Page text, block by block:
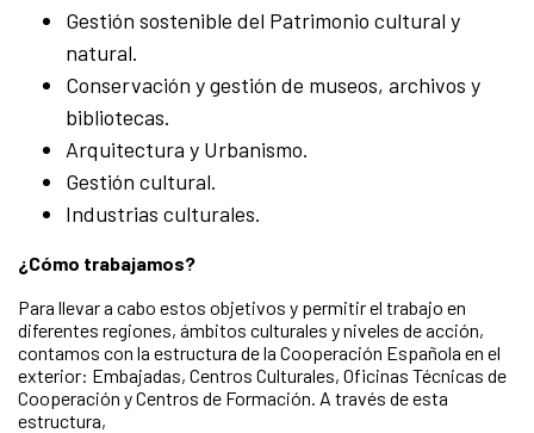
Gestión sostenible del Patrimonio cultural y
natural.
Conservación y gestión de museos, archivos y
bibliotecas.
Arquitectura y Urbanismo.
Gestión cultural.
Industrias culturales.
¿Cómo trabajamos?
Para llevar a cabo estos objetivos y permitir el trabajo en
diferentes regiones, ámbitos culturales y niveles de acción,
contamos con la estructura de la Cooperación Española en el
exterior: Embajadas, Centros Culturales, Oficinas Técnicas de
Cooperación y Centros de Formación. A través de esta
estructura,